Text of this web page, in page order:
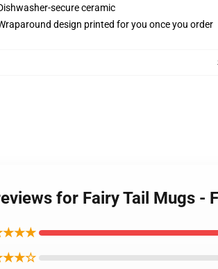
secure ceramic
design printed for you once you order
for Fairy Tail Mugs -